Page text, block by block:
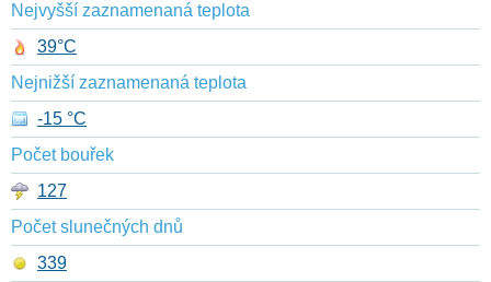
Nejvyšší zaznamenaná teplota
39°C
Nejnižší zaznamenaná teplota
-15 °C
Počet bouřek
127
Počet slunečných dnů
339